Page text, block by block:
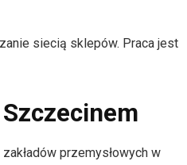
siecią sklepów. Praca jest
przemysłowych w